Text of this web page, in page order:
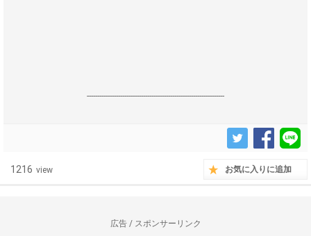
------------------------------------------------------------------
1216 view お気に入りに追加
広告 / スポンサーリンク